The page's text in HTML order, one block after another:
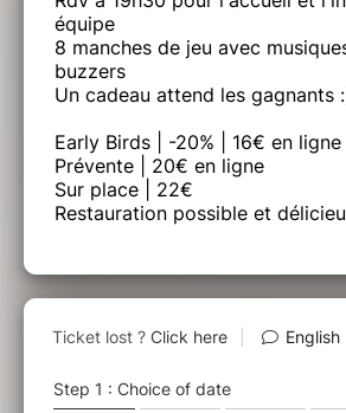
équipe
8 manches de jeu avec
buzzers
Un cadeau attend les gagnants
Early Birds | -20% | 16€ en ligne
Prévente | 20€ en ligne
Sur place | 22€
Restauration possible et